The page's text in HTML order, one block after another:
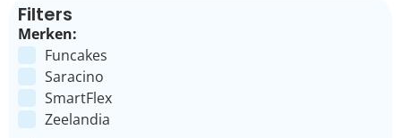
Filters
Merken:
Funcakes
Saracino
SmartFlex
Zeelandia